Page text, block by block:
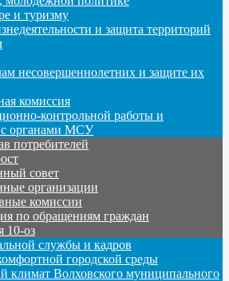
и туризму
и защита территорий
несовершеннолетних и защите их
комиссия
контрольной работы и
с органами МСУ
потребителей
совет
организации
комиссии
по обращениям граждан
10-оз
службы и кадров
городской среды
климат Волховского муниципального